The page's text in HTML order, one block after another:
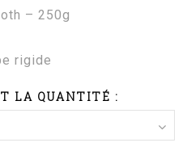
– 250g
rigide
LA QUANTITÉ :